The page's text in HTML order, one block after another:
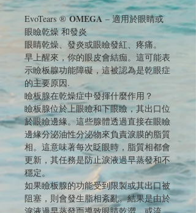
EvoTears ®OMEGA – 適用於眼睛或
眼瞼乾燥 和發炎
眼睛乾燥、發炎或眼瞼發紅、疼痛。
早上醒來，你的眼皮會結痂。這可能表
示瞼板腺功能障礙，這被認為是乾眼症
的主要原因.
瞼板腺在乾燥症中發揮什麼作用？
瞼板腺位於上眼瞼和下眼瞼，其出口位
於眼瞼邊緣。這些腺體透過直接在眼瞼
邊緣分泌油性分泌物來負責淚膜的脂質
相。這意味著每次眨眼​​時，脂質相都會
更新，其任務是防止淚液過早蒸發和不
穩定。
如果瞼板腺的功能受到限製或其出口被
阻塞，則會發生脂相紊亂。結果是由於